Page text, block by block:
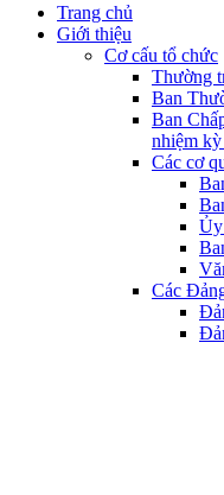
Trang chủ
Giới thiệu
Cơ cấu tổ chức
Thường
Ban
Ban
nhiệm
Các cơ
Ủy
Các